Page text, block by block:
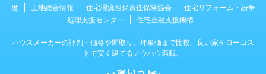
度
土地総合情報 住宅瑕疵担保責任保険協会
住宅リフォーム・紛争
処理支援センター
住宅金融支援機構
ハウスメーカーの評判・価格や間取り、坪単価まで比較。良い家をローコス
トで安く建てるノウハウ満載。